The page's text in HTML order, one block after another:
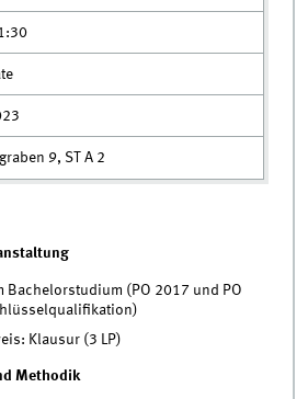
9, ST A 2
Bachelorstudium (PO 2017 und PO
Klausur (3 LP)
Methodik